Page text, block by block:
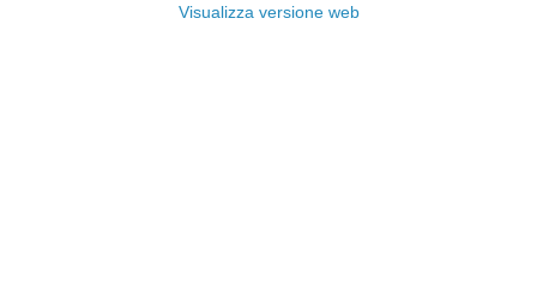
Visualizza versione web